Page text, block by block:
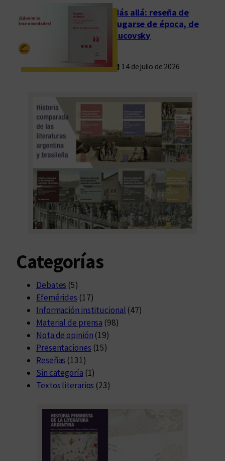
e
n
l
s
a
l
a
s
Más allá: reseña de
Fugarse de época, de
Rucovsky
14 de julio de 2026
Categorías
Debates (5)
Efemérides (17)
Información institucional (47)
Material de prensa (98)
Nota de opinión (19)
Presentaciones (15)
Reseñas (131)
Sin categoría (1)
Textos literarios (23)